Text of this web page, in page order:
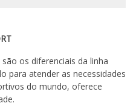
os diferenciais da linha
para atender as necessidades
do mundo, oferece